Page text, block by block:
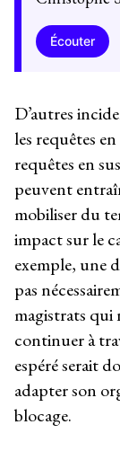
Écouter
D’autres
les requêtes
requêtes en
peuvent
mobiliser du
impact sur le
exemple, une
pas
magistrats qui
continuer à
espéré serait
adapter son
blocage.